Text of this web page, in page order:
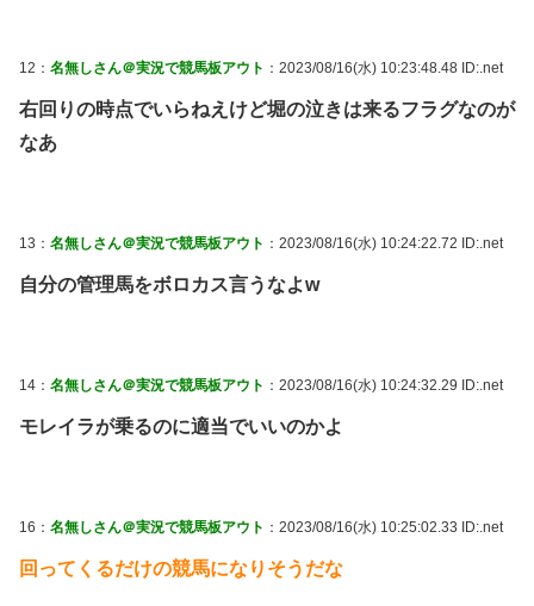
12： 名無しさん＠実況で競馬板アウト ：2023/08/16(水) 10:23:48.48 ID:.net
右回りの時点でいらねえけど堀の泣きは来るフラグなのが
なあ
13： 名無しさん＠実況で競馬板アウト ：2023/08/16(水) 10:24:22.72 ID:.net
自分の管理馬をボロカス言うなよw
14： 名無しさん＠実況で競馬板アウト ：2023/08/16(水) 10:24:32.29 ID:.net
モレイラが乗るのに適当でいいのかよ
16： 名無しさん＠実況で競馬板アウト ：2023/08/16(水) 10:25:02.33 ID:.net
回ってくるだけの競馬になりそうだな